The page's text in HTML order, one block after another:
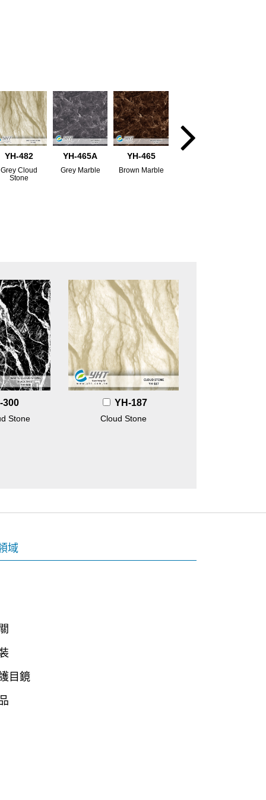
YH-482
Grey Cloud
Stone
YH-465A
Grey Marble
YH-465
Brown Marble
300
Stone
YH-187
Cloud Stone
域
目鏡